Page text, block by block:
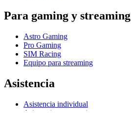
Para gaming y streaming
Astro Gaming
Pro Gaming
SIM Racing
Equipo para streaming
Asistencia
Asistencia individual
Asistencia para gaming